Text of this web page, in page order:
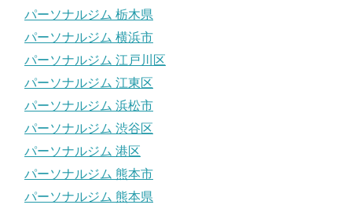
パーソナルジム 栃木県
パーソナルジム 横浜市
パーソナルジム 江戸川区
パーソナルジム 江東区
パーソナルジム 浜松市
パーソナルジム 渋谷区
パーソナルジム 港区
パーソナルジム 熊本市
パーソナルジム 熊本県